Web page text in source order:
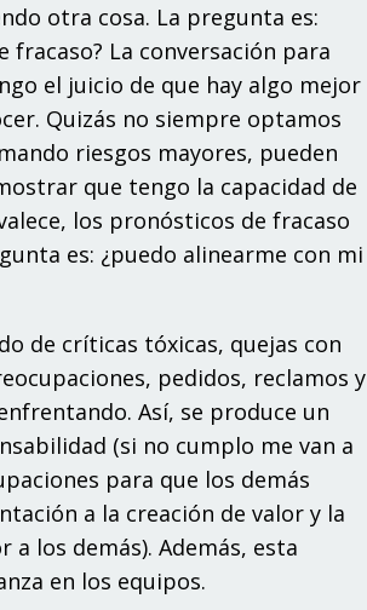
otra cosa. La pregunta es:
La conversación para
el juicio de que hay algo mejor
Quizás no siempre optamos
riesgos mayores, pueden
que tengo la capacidad de
los pronósticos de fracaso
es: ¿puedo alinearme con mi
de críticas tóxicas, quejas con
pedidos, reclamos y
Así, se produce un
(si no cumplo me van a
para que los demás
a la creación de valor y la
los demás). Además, esta
en los equipos.